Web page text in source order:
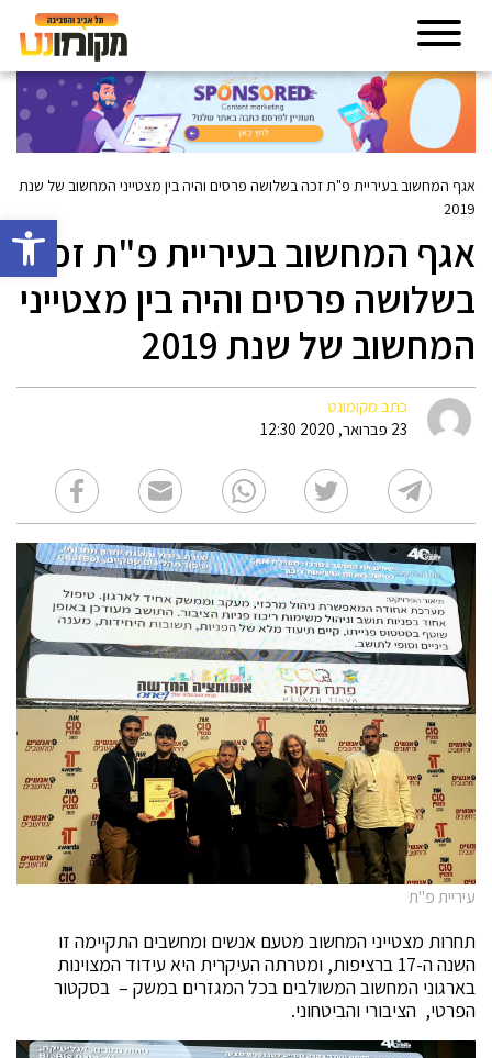
פתח
אגף המחשוב בעיריית פ"ת זכה בשלושה פרסים והיה בין מצטייני המחשוב של שנת
2019
אגף המחשוב בעיריית פ"ת זכה
בשלושה פרסים והיה בין מצטייני
המחשוב של שנת 2019
כתב מקומונט
23 פברואר, 2020 12:30
עיריית פ"ת
תחרות מצטייני המחשוב מטעם אנשים ומחשבים התקיימה זו
השנה ה-17 ברציפות, ומטרתה העיקרית היא עידוד המצוינות
בארגוני המחשוב המשולבים בכל המגזרים במשק – בסקטור
הפרטי, הציבורי והביטחוני.